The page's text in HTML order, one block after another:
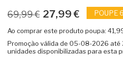
69,99 € 27,99 € POUPE
Ao comprar este produto poupa:
Promoção válida de 05-08-2026 até
unidades disponibilizadas para esta